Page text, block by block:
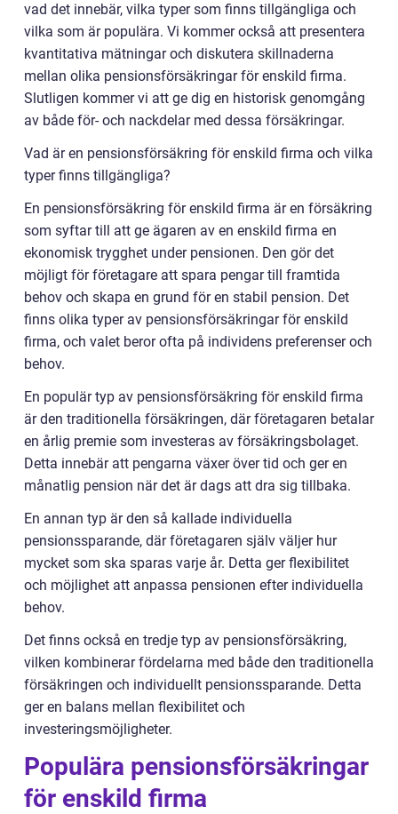
vad det innebär, vilka typer som finns tillgängliga och
vilka som är populära. Vi kommer också att presentera
kvantitativa mätningar och diskutera skillnaderna
mellan olika pensionsförsäkringar för enskild firma.
Slutligen kommer vi att ge dig en historisk genomgång
av både för- och nackdelar med dessa försäkringar.
Vad är en pensionsförsäkring för enskild firma och vilka
typer finns tillgängliga?
En pensionsförsäkring för enskild firma är en försäkring
som syftar till att ge ägaren av en enskild firma en
ekonomisk trygghet under pensionen. Den gör det
möjligt för företagare att spara pengar till framtida
behov och skapa en grund för en stabil pension. Det
finns olika typer av pensionsförsäkringar för enskild
firma, och valet beror ofta på individens preferenser och
behov.
En populär typ av pensionsförsäkring för enskild firma
är den traditionella försäkringen, där företagaren betalar
en årlig premie som investeras av försäkringsbolaget.
Detta innebär att pengarna växer över tid och ger en
månatlig pension när det är dags att dra sig tillbaka.
En annan typ är den så kallade individuella
pensionssparande, där företagaren själv väljer hur
mycket som ska sparas varje år. Detta ger flexibilitet
och möjlighet att anpassa pensionen efter individuella
behov.
Det finns också en tredje typ av pensionsförsäkring,
vilken kombinerar fördelarna med både den traditionella
försäkringen och individuellt pensionssparande. Detta
ger en balans mellan flexibilitet och
investeringsmöjligheter.
Populära pensionsförsäkringar
för enskild firma